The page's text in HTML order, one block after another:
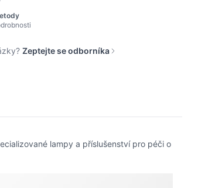
Zeptejte se odborníka
lampy a příslušenství pro péči o